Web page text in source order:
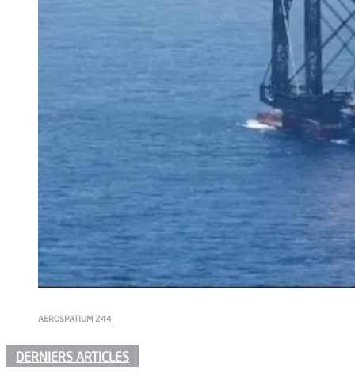
AEROSPATIUM 244
DERNIERS ARTICLES